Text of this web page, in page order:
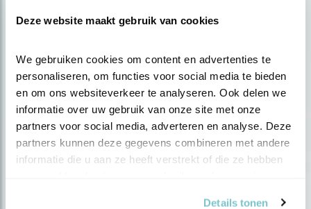
Deze website maakt gebruik van cookies
We gebruiken cookies om content en advertenties te
personaliseren, om functies voor social media te bieden
en om ons websiteverkeer te analyseren. Ook delen we
informatie over uw gebruik van onze site met onze
partners voor social media, adverteren en analyse. Deze
partners kunnen deze gegevens combineren met andere
informatie die u aan ze heeft verstrekt of die ze hebben
Details tonen